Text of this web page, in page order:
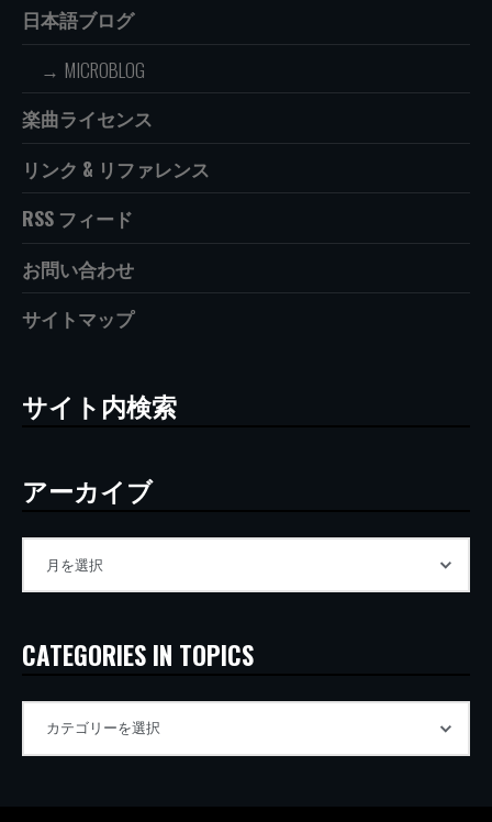
日本語ブログ
MICROBLOG
楽曲ライセンス
リンク & リファレンス
RSS フィード
お問い合わせ
サイトマップ
サイト内検索
アーカイブ
CATEGORIES IN TOPICS